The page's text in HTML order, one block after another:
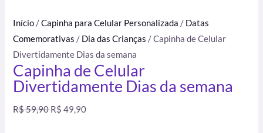
Início /Capinha para Celular Personalizada / Datas
Comemorativas / Dia das Crianças / Capinha de Celular
Divertidamente Dias da semana
Capinha de Celular
Divertidamente Dias da semana
R$59,90 R$ 49,90